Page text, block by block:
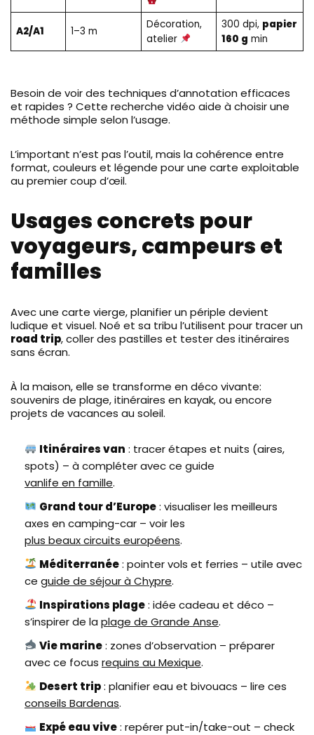
A2/A1 1–3 m
Décoration,
atelier
300 dpi, papier
160 g min
Besoin de voir des techniques d’annotation efficaces
et rapides ? Cette recherche vidéo aide à choisir une
méthode simple selon l’usage.
L’important n’est pas l’outil, mais la cohérence entre
format, couleurs et légende pour une carte exploitable
au premier coup d’œil.
Usages concrets pour
voyageurs, campeurs et
familles
Avec une carte vierge, planifier un périple devient
ludique et visuel. Noé et sa tribu l’utilisent pour tracer un
road trip, coller des pastilles et tester des itinéraires
sans écran.
À la maison, elle se transforme en déco vivante:
souvenirs de plage, itinéraires en kayak, ou encore
projets de vacances au soleil.
Itinéraires van : tracer étapes et nuits (aires,
spots) – à compléter avec ce guide
vanlife en famille.
Grand tour d’Europe: visualiser les meilleurs
axes en camping-car – voir les
plus beaux circuits européens.
Méditerranée: pointer vols et ferries – utile avec
ce guide de séjour à Chypre.
Inspirations plage: idée cadeau et déco –
s’inspirer de la plage de Grande Anse.
Vie marine: zones d’observation – préparer
avec ce focus requins au Mexique.
Desert trip: planifier eau et bivouacs – lire ces
conseils Bardenas.
Expé eau vive: repérer put-in/take-out – check